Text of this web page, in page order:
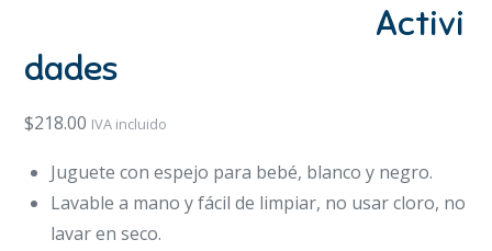
Activi
dades
$218.00 IVA incluido
Juguete con espejo para bebé, blanco y negro.
Lavable a mano y fácil de limpiar, no usar cloro, no
lavar en seco.